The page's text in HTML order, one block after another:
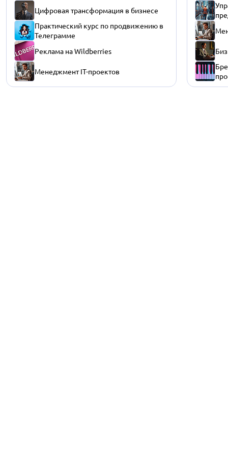
Цифровая трансформация в бизнесе
Практический курс по продвижению в
Телеграмме
Реклама на Wildberries
Менеджмент IT-проектов